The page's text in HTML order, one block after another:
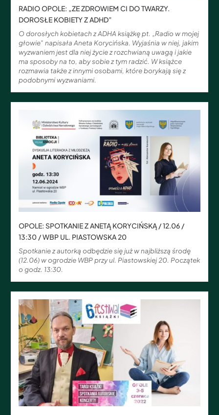
RADIO OPOLE: „ZE ZDROWIEM CI DO TWARZY.
DOROSŁE KOBIETY Z ADHD”
O dorosłych kobietach z ADHA książkę pt. „Radio w mojej
głowie” napisała Aneta Korycińska. Wyjaśnia w niej, jakim
wyzwaniem jest dla niej życie z rozchwianą uwagą i jakie
ma sposoby na to, aby sobie z tym radzić. W książce
rozmawia także z innymi osobami, które borykają się z
podobnymi wyzwaniami.
OPOLE: SPOTKANIE Z ANETĄ KORYCIŃSKĄ / 12.06 /
13:30 / WBP UL. PIASTOWSKA 20
Spotkanie z autorką odbędzie się już w najbliższą środę
(12.06) w ogrodzie WBP przy ul. Piastowskiej 20. Początek
o godz. 13:30.